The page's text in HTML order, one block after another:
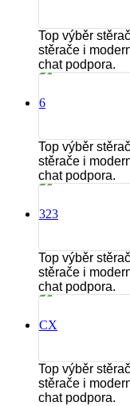
Top výběr
stěrače i
chat podpora.
6
Top výběr
stěrače i
chat podpora.
323
Top výběr
stěrače i
chat podpora.
CX
Top výběr
stěrače i
chat podpora.